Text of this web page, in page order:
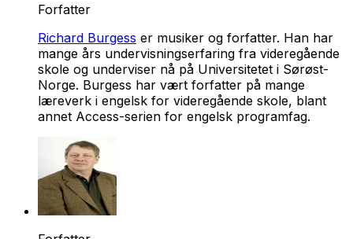
Forfatter
Richard Burgess er musiker og forfatter. Han har
mange års undervisningserfaring fra videregående
skole og underviser nå på Universitetet i Sørøst-
Norge. Burgess har vært forfatter på mange
læreverk i engelsk for videregående skole, blant
annet Access-serien for engelsk programfag.